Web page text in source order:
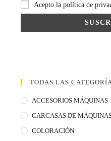
Acepto la política de
TODAS LAS
ACCESORIOS MÁQUINAS
CARCASAS DE
COLORACIÓN